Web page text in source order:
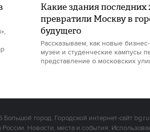
Какие здания последних
превратили Москву в
будущего
Рассказываем, как новые
музеи и студенческие кампусы
представление о московских
Большой город. Городской интернет-сайт
России. Новости, места и события.